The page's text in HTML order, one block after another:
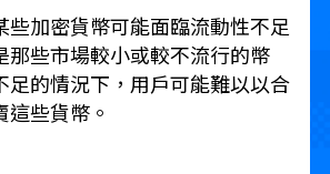
些加密貨幣可能面臨流動性不足
那些市場較小或較不流行的幣
足的情況下，用戶可能難以以合
些貨幣。